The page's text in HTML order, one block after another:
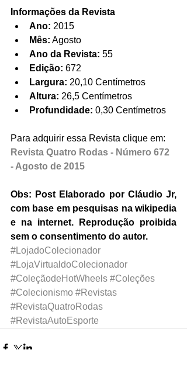
Informações da Revista
Ano: 2015
Mês: Agosto
Ano da Revista: 55
Edição: 672
Largura: 20,10 Centímetros
Altura: 26,5 Centímetros
Profundidade: 0,30 Centímetros
Para adquirir essa Revista clique em:
Revista Quatro Rodas - Número 672
- Agosto de 2015
Obs: Post Elaborado por Cláudio Jr,
com base em pesquisas na wikipedia
e na internet. Reprodução proibida
sem o consentimento do autor.
#LojadoColecionador
#LojaVirtualdoColecionador
#ColeçãodeHotWheels #Coleções
#Colecionismo #Revistas
#RevistaQuatroRodas
#RevistaAutoEsporte